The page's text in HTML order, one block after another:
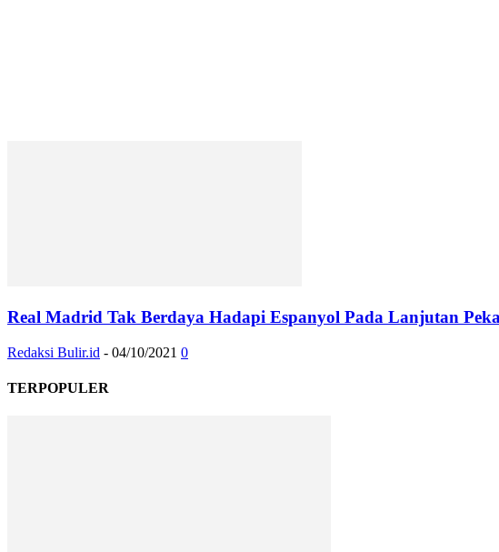
Real Madrid Tak Berdaya Hadapi Espanyol Pada Lanjutan
Redaksi Bulir.id - 04/10/2021 0
TERPOPULER